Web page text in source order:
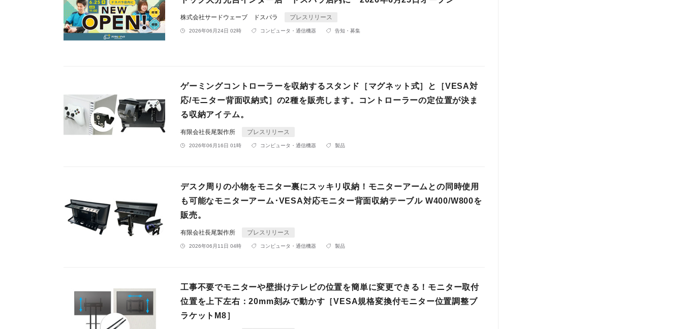
株式会社サードウェーブ ドスパラ プレスリリース
2026年06月24日 02時 コンピュータ・通信機器 告知・募集
ゲーミングコントローラーを収納するスタンド［マグネット式］と［VESA対
応/モニター背面収納式］の2種を販売します。コントローラーの定位置が決ま
る収納アイテム。
有限会社長尾製作所 プレスリリース
2026年06月16日 01時 コンピュータ・通信機器 製品
デスク周りの小物をモニター裏にスッキリ収納！モニターアームとの同時使用
も可能なモニターアーム･VESA対応モニター背面収納テーブル W400/W800を
販売。
有限会社長尾製作所 プレスリリース
2026年06月11日 04時 コンピュータ・通信機器 製品
工事不要でモニターや壁掛けテレビの位置を簡単に変更できる！モニター取付
位置を上下左右：20mm刻みで動かす［VESA規格変換付モニター位置調整ブ
ラケットM8］